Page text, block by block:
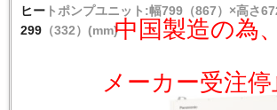
中国製造の為、
メーカー受注停
ヒートポンプユニット:幅799（867）×高さ
299（332）(mm)